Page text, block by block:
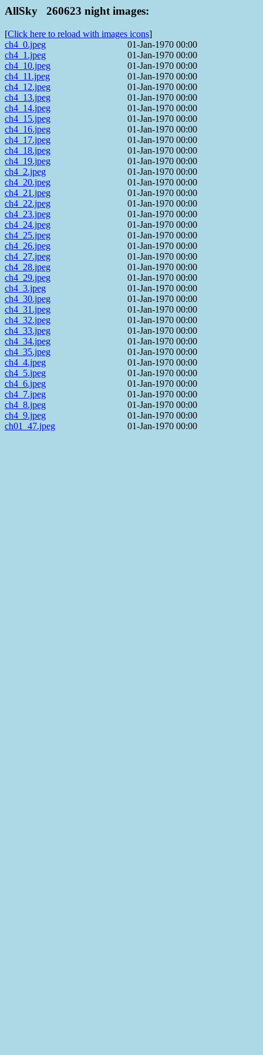
AllSky 260623 night images:
[Click here to reload with images icons]
ch4_0.jpeg
01-Jan-1970 00:00
ch4_1.jpeg
01-Jan-1970 00:00
ch4_10.jpeg
01-Jan-1970 00:00
ch4_11.jpeg
01-Jan-1970 00:00
ch4_12.jpeg
01-Jan-1970 00:00
ch4_13.jpeg
01-Jan-1970 00:00
ch4_14.jpeg
01-Jan-1970 00:00
ch4_15.jpeg
01-Jan-1970 00:00
ch4_16.jpeg
01-Jan-1970 00:00
ch4_17.jpeg
01-Jan-1970 00:00
ch4_18.jpeg
01-Jan-1970 00:00
ch4_19.jpeg
01-Jan-1970 00:00
ch4_2.jpeg
01-Jan-1970 00:00
ch4_20.jpeg
01-Jan-1970 00:00
ch4_21.jpeg
01-Jan-1970 00:00
ch4_22.jpeg
01-Jan-1970 00:00
ch4_23.jpeg
01-Jan-1970 00:00
ch4_24.jpeg
01-Jan-1970 00:00
ch4_25.jpeg
01-Jan-1970 00:00
ch4_26.jpeg
01-Jan-1970 00:00
ch4_27.jpeg
01-Jan-1970 00:00
ch4_28.jpeg
01-Jan-1970 00:00
ch4_29.jpeg
01-Jan-1970 00:00
ch4_3.jpeg
01-Jan-1970 00:00
ch4_30.jpeg
01-Jan-1970 00:00
ch4_31.jpeg
01-Jan-1970 00:00
ch4_32.jpeg
01-Jan-1970 00:00
ch4_33.jpeg
01-Jan-1970 00:00
ch4_34.jpeg
01-Jan-1970 00:00
ch4_35.jpeg
01-Jan-1970 00:00
ch4_4.jpeg
01-Jan-1970 00:00
ch4_5.jpeg
01-Jan-1970 00:00
ch4_6.jpeg
01-Jan-1970 00:00
ch4_7.jpeg
01-Jan-1970 00:00
ch4_8.jpeg
01-Jan-1970 00:00
ch4_9.jpeg
01-Jan-1970 00:00
ch01_47.jpeg
01-Jan-1970 00:00